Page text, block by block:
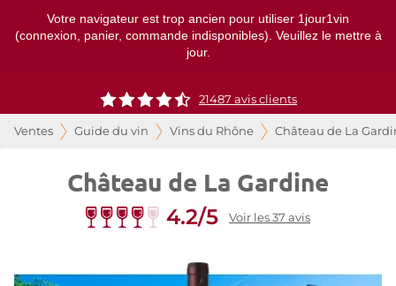
Votre navigateur est trop ancien pour utiliser 1jour1vin
(connexion, panier, commande indisponibles). Veuillez le mettre à
jour.
21487 avis clients
Ventes Guide du vin Vins du Rhône Château de La
Château de La Gardine
4.2/5 Voir les 37 avis